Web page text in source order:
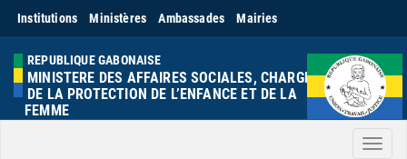
Institutions Ministères Ambassades Mairies
REPUBLIQUE GABONAISE
MINISTERE DES AFFAIRES SOCIALES, CHARGE
DE LA PROTECTION DE L’ENFANCE ET DE LA
FEMME
Menu